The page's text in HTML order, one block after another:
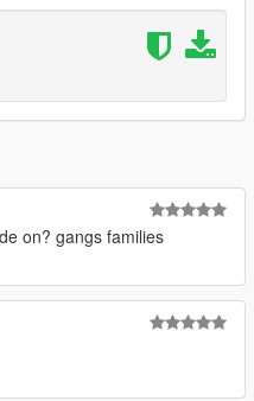
on? gangs families